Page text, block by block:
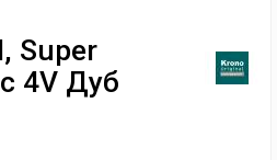
Super
4V Дуб